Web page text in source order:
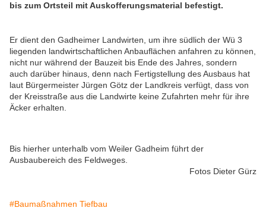
bis zum Ortsteil mit Auskofferungsmaterial befestigt.
Er dient den Gadheimer Landwirten, um ihre südlich der Wü 3
liegenden landwirtschaftlichen Anbauflächen anfahren zu können,
nicht nur während der Bauzeit bis Ende des Jahres, sondern
auch darüber hinaus, denn nach Fertigstellung des Ausbaus hat
laut Bürgermeister Jürgen Götz der Landkreis verfügt, dass von
der Kreisstraße aus die Landwirte keine Zufahrten mehr für ihre
Äcker erhalten.
Bis hierher unterhalb vom Weiler Gadheim führt der
Ausbaubereich des Feldweges.
Fotos Dieter Gürz
#Baumaßnahmen Tiefbau